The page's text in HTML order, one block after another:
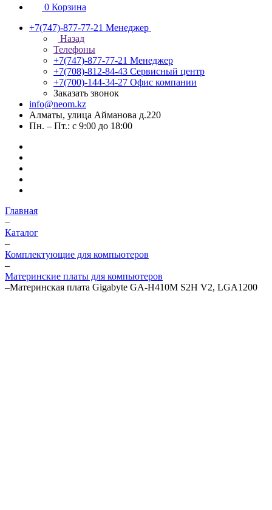
0 Корзина
+7(747)-877-77-21 Менеджер
Назад
Телефоны
+7(747)-877-77-21 Менеджер
+7(708)-812-84-43 Сервисный центр
+7(700)-144-34-27 Офис компании
Заказать звонок
info@neom.kz
Алматы, улица Айманова д.220
Пн. – Пт.: с 9:00 до 18:00
Главная
–
Каталог
–
Комплектующие для компьютеров
–
Материнские платы для компьютеров
–Материнская плата Gigabyte GA-H410M S2H V2, LGA1200